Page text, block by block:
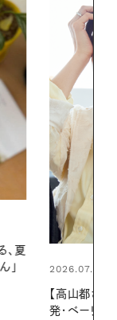
2026.06.01
える夜の爽